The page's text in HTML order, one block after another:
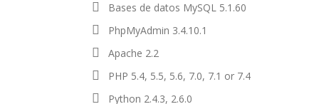
Bases de datos MySQL 5.1.60
PhpMyAdmin 3.4.10.1
Apache 2.2
PHP 5.4, 5.5, 5.6, 7.0, 7.1 or 7.4
Python 2.4.3, 2.6.0